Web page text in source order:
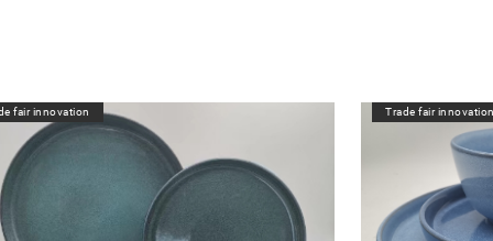
fair innovation Trade fair